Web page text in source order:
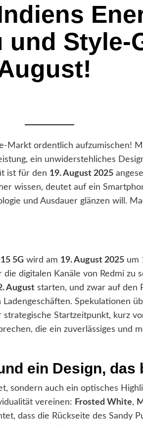
und Style-
Markt ordentlich aufzumischen!
ein unwiderstehliches
ist für den 19. August 2025
wissen, deutet auf ein
und Ausdauer glänzen will.
5Gwird am 19. August 2025um
digitalen Kanäle von Redmi zu
Auguststarten, und zwar auf den
Spekulationen
Startzeitpunkt, kurz
die ein zuverlässiges und
ein Design, das
sondern auch ein optisches
vereinen: Frosted White,
dass die Rückseite des Sandy